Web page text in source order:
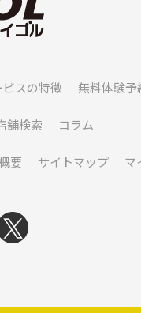
スの特徴 無料体験予
舗検索 コラム
要 サイトマップ マ